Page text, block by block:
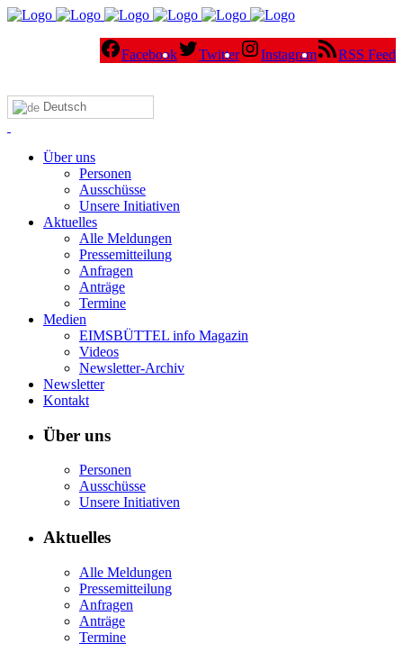
Facebook Twitter Instagram RSS Feed
Deutsch
Über uns
Personen
Ausschüsse
Unsere Initiativen
Aktuelles
Alle Meldungen
Pressemitteilung
Anfragen
Anträge
Termine
Medien
EIMSBÜTTEL info Magazin
Videos
Newsletter-Archiv
Newsletter
Kontakt
Über uns
Personen
Ausschüsse
Unsere Initiativen
Aktuelles
Alle Meldungen
Pressemitteilung
Anfragen
Anträge
Termine